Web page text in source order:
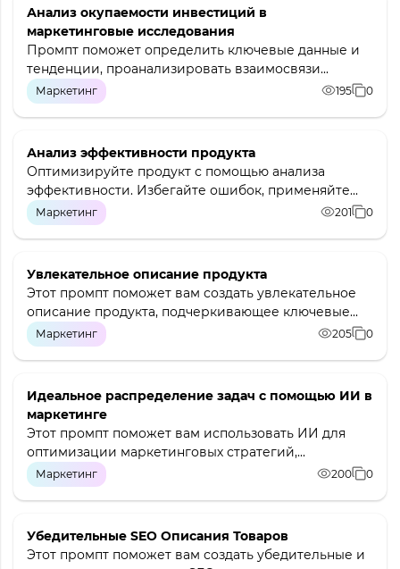
Анализ окупаемости инвестиций в
маркетинговые исследования
Промпт поможет определить ключевые данные и
тенденции, проанализировать взаимосвязи...
Маркетинг 195 0
Анализ эффективности продукта
Оптимизируйте продукт с помощью анализа
эффективности. Избегайте ошибок, применяйте...
Маркетинг 201 0
Увлекательное описание продукта
Этот промпт поможет вам создать увлекательное
описание продукта, подчеркивающее ключевые...
Маркетинг 205 0
Идеальное распределение задач с помощью ИИ в
маркетинге
Этот промпт поможет вам использовать ИИ для
оптимизации маркетинговых стратегий,...
Маркетинг 200 0
Убедительные SEO Описания Товаров
Этот промпт поможет вам создать убедительные и